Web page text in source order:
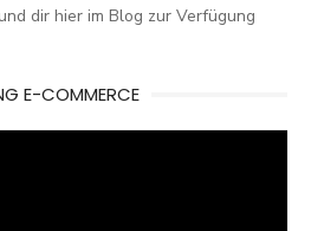
dir hier im Blog zur Verfügung
E-COMMERCE